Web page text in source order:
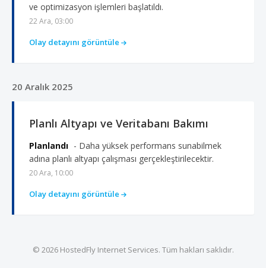
ve optimizasyon işlemleri başlatıldı.
22 Ara, 03:00
Olay detayını görüntüle
20 Aralık 2025
Planlı Altyapı ve Veritabanı Bakımı
Planlandı - Daha yüksek performans sunabilmek
adına planlı altyapı çalışması gerçekleştirilecektir.
20 Ara, 10:00
Olay detayını görüntüle
© 2026 HostedFly Internet Services. Tüm hakları saklıdır.